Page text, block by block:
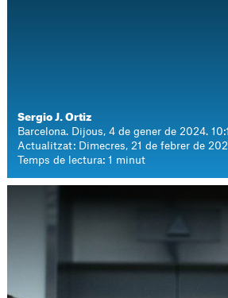
Sergio J. Ortiz
Barcelona. Dijous, 4 de gener de 2024.
Actualitzat: Dimecres, 21 de febrer de
Temps de lectura: 1 minut